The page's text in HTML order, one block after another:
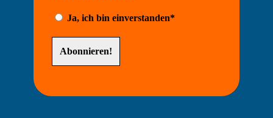
Ja, ich bin einverstanden*